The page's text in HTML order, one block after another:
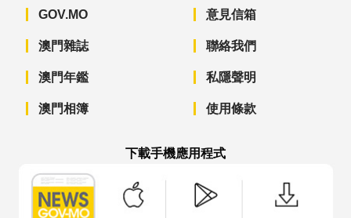
GOV.MO
澳門雜誌
澳門年鑑
澳門相簿
意見信箱
聯絡我們
私隱聲明
使用條款
下載手機應用程式